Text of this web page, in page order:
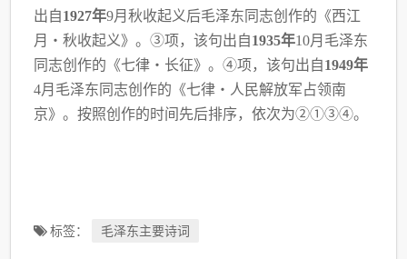
出自1927年9月秋收起义后毛泽东同志创作的《西江
月・秋收起义》。③项，该句出自1935年10月毛泽东
同志创作的《七律・长征》。④项，该句出自1949年
4月毛泽东 同志创作的《七律・人民解放军占领南
京》。按照创作的时间先后排序，依次为②①③④。
标签： 毛泽东主要诗词